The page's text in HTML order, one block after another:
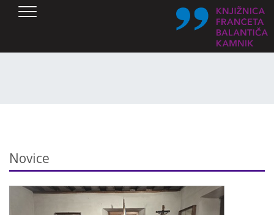
Novice